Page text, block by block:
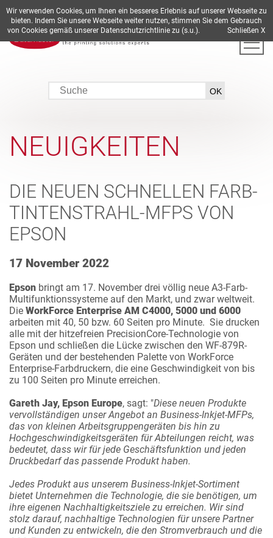
DE EN ES FR IT
NEUIGKEITEN
DIE NEUEN SCHNELLEN FARB-
TINTENSTRAHL-MFPS VON
EPSON
17 November 2022
Epson bringt am 17. November drei völlig neue A3-Farb-
Multifunktionssysteme auf den Markt, und zwar weltweit.
Die WorkForce Enterprise AM C4000, 5000 und 6000
arbeiten mit 40, 50 bzw. 60 Seiten pro Minute. Sie drucken
alle mit der hitzefreien PrecisionCore-Technologie von
Epson und schließen die Lücke zwischen den WF-879R-
Geräten und der bestehenden Palette von WorkForce
Enterprise-Farbdruckern, die eine Geschwindigkeit von bis
zu 100 Seiten pro Minute erreichen.
Gareth Jay, Epson Europe, sagt: "Diese neuen Produkte
vervollständigen unser Angebot an Business-Inkjet-MFPs,
das von kleinen Arbeitsgruppengeräten bis hin zu
Hochgeschwindigkeitsgeräten für Abteilungen reicht, was
bedeutet, dass wir für jede Geschäftsfunktion und jeden
Druckbedarf das passende Produkt haben.
Jedes Produkt aus unserem Business-Inkjet-Sortiment
bietet Unternehmen die Technologie, die sie benötigen, um
ihre eigenen Nachhaltigkeitsziele zu erreichen. Wir sind
stolz darauf, nachhaltige Technologien für unsere Partner
und Kunden zu entwickeln, die den Stromverbrauch und die
Wir verwenden Cookies, um Ihnen ein besseres Erlebnis auf unserer Webseite zu
bieten. Indem Sie unsere Webseite weiter nutzen, stimmen Sie dem Gebrauch
von Cookies gemäß unserer Datenschutzrichtlinie zu (s.u.). Schließen X